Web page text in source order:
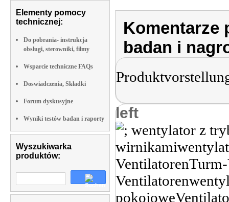
Elementy pomocy
technicznej:
Do pobrania- instrukcja
obslugi, sterowniki, filmy
Wsparcie techniczne FAQs
Doswiadczenia, Składki
Forum dyskusyjne
Wyniki testów badan i raporty
Wyszukiwarka
produktów:
Komentarze
badan i
left